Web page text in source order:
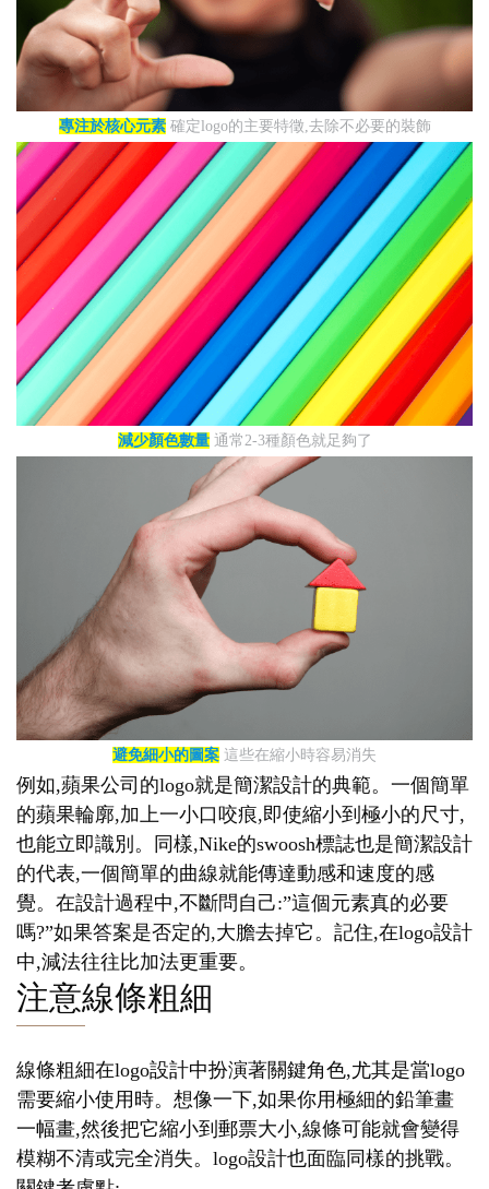
專注於核心元素確定logo的主要特徵,去除不必要的裝飾
減少顏色數量通常2-3種顏色就足夠了
避免細小的圖案 這些在縮小時容易消失
例如,蘋果公司的logo就是簡潔設計的典範。一個簡單
的蘋果輪廓,加上一小口咬痕,即使縮小到極小的尺寸,
也能立即識別。同樣,Nike的swoosh標誌也是簡潔設計
的代表,一個簡單的曲線就能傳達動感和速度的感
覺。在設計過程中,不斷問自己:”這個元素真的必要
嗎?”如果答案是否定的,大膽去掉它。記住,在logo設計
中,減法往往比加法更重要。
注意線條粗細
線條粗細在logo設計中扮演著關鍵角色,尤其是當logo
需要縮小使用時。想像一下,如果你用極細的鉛筆畫
一幅畫,然後把它縮小到郵票大小,線條可能就會變得
模糊不清或完全消失。logo設計也面臨同樣的挑戰。